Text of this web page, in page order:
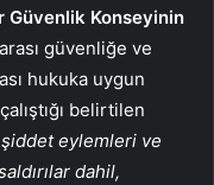
Güvenlik Konseyinin
güvenliğe ve
hukuka uygun
belirtilen
eylemleri ve
dahil,